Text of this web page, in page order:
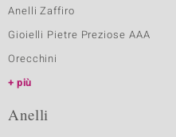
Anelli Zaffiro
Gioielli Pietre Preziose AAA
Orecchini
più
Anelli